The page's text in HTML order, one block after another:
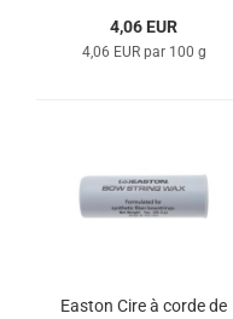
4,06 EUR
4,06 EUR par 100 g
Easton Cire à corde de